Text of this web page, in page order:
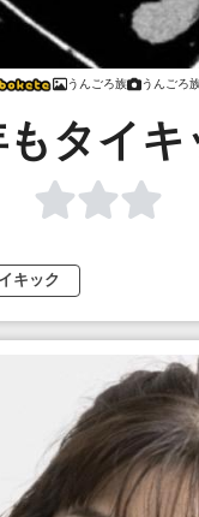
うんごろ族 うんごろ
タイキ
キック